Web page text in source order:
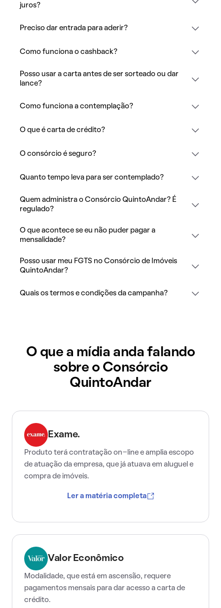
juros?
Preciso dar entrada para aderir?
Como funciona o cashback?
Posso usar a carta antes de ser sorteado ou dar
lance?
Como funciona a contemplação?
O que é carta de crédito?
O consórcio é seguro?
Quanto tempo leva para ser contemplado?
Quem administra o Consórcio QuintoAndar? É
regulado?
O que acontece se eu não puder pagar a
mensalidade?
Posso usar meu FGTS no Consórcio de Imóveis
QuintoAndar?
Quais os termos e condições da campanha?
O que a mídia anda falando
sobre o Consórcio
QuintoAndar
Exame.
Produto terá contratação on-line e amplia escopo
de atuação da empresa, que já atuava em aluguel e
compra de imóveis.
Ler a matéria completa
Valor Econômico
Modalidade, que está em ascensão, requere
pagamentos mensais para dar acesso a carta de
crédito.